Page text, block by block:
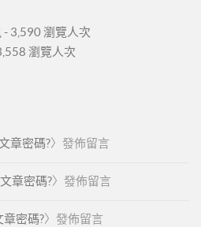
- 3,590 瀏覽人次
瀏覽人次
章密碼?〉發佈留言
章密碼?〉發佈留言
章密碼?〉發佈留言